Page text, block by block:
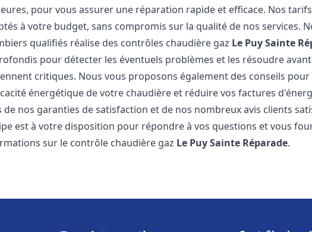
pour vous assurer une réparation rapide et efficace. Nos
à votre budget, sans compromis sur la qualité de nos services.
qualifiés réalise des contrôles chaudière gaz Le Puy Sainte
pour détecter les éventuels problèmes et les résoudre
critiques. Nous vous proposons également des conseils
énergétique de votre chaudière et réduire vos factures
de nos garanties de satisfaction et de nos nombreux avis clients
est à votre disposition pour répondre à vos questions et vous
sur le contrôle chaudière gaz Le Puy Sainte Réparade.